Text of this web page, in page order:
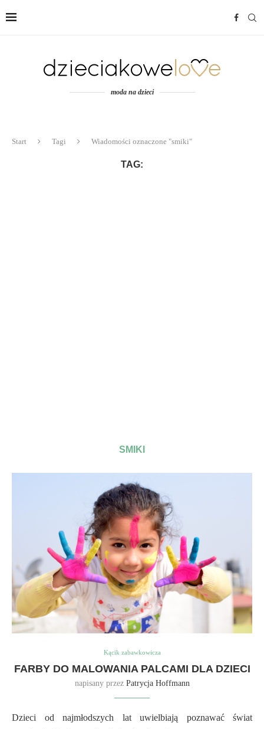
moda na dzieci
Start Tagi Wiadomości oznaczone "smiki"
TAG:
SMIKI
Kącik zabawkowicza
FARBY DO MALOWANIA PALCAMI DLA DZIECI
napisany przez Patrycja Hoffmann
Dzieci od najmłodszych lat uwielbiają poznawać świat